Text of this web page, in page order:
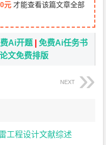
元 才能查看该篇文章全部
Ai开题 |免费Ai任务书
论文免费排版
NEXT
工程设计文献综述